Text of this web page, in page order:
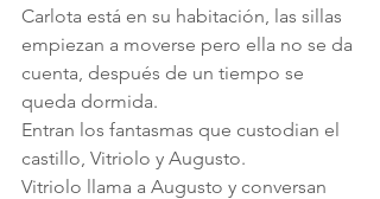
Carlota está en su habitación, las sillas
empiezan a moverse pero ella no se da
cuenta, después de un tiempo se
queda dormida.
Entran los fantasmas que custodian el
castillo, Vitriolo y Augusto.
Vitriolo llama a Augusto y conversan